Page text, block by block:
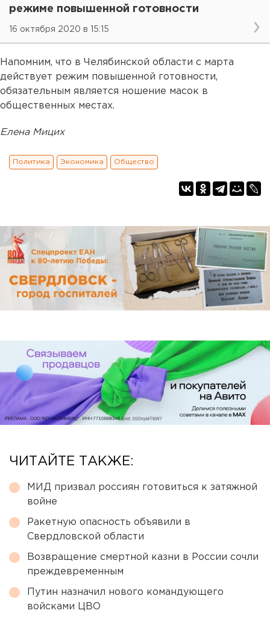
режиме повышенной готовности
16 октября 2020 в 15:15
Напомним, что в Челябинской области с марта
действует режим повышенной готовности,
обязательным является ношение масок в
общественных местах.
Елена Мицих
Политика Экономика Общество
ЧИТАЙТЕ ТАКЖЕ:
МИД призвал россиян готовиться к затяжной
войне
Ракетную опасность объявили в
Свердловской области
Возвращение смертной казни в России сочли
преждевременным
Путин назначил нового командующего
войсками ЦВО